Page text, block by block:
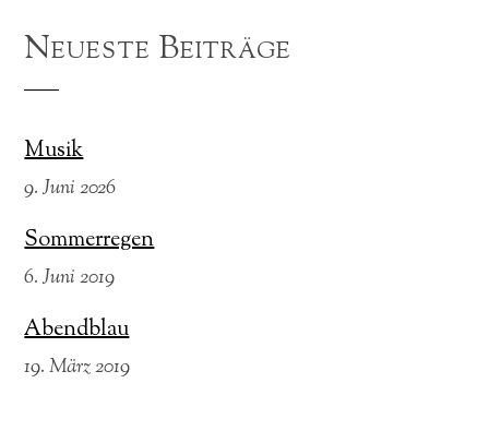
Neueste Beiträge
Musik
9. Juni 2026
Sommerregen
6. Juni 2019
Abendblau
19. März 2019